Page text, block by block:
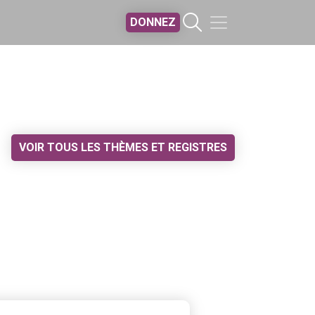
DONNEZ
VOIR TOUS LES THÈMES ET REGISTRES